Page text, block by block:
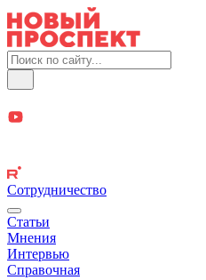
Сотрудничество
Статьи
Мнения
Интервью
Справочная